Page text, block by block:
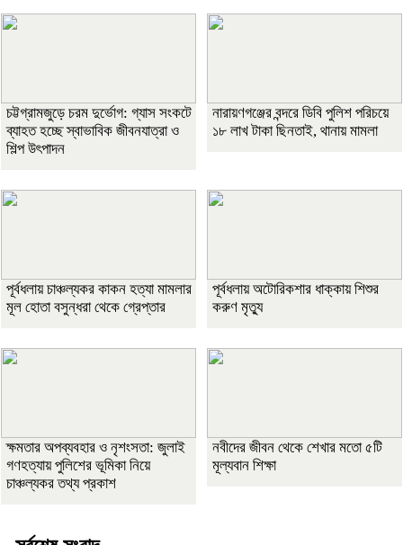
চট্টগ্রামজুড়ে চরম দুর্ভোগ: গ্যাস সংকটে
ব্যাহত হচ্ছে স্বাভাবিক জীবনযাত্রা ও
শিল্প উৎপাদন
নারায়ণগঞ্জের বন্দরে ডিবি পুলিশ পরিচয়ে
১৮ লাখ টাকা ছিনতাই, থানায় মামলা
পূর্বধলায় চাঞ্চল্যকর কাকন হত্যা মামলার
মূল হোতা বসুন্ধরা থেকে গ্রেপ্তার
পূর্বধলায় অটোরিকশার ধাক্কায় শিশুর
করুণ মৃত্যু
ক্ষমতার অপব্যবহার ও নৃশংসতা: জুলাই
গণহত্যায় পুলিশের ভূমিকা নিয়ে
চাঞ্চল্যকর তথ্য প্রকাশ
নবীদের জীবন থেকে শেখার মতো ৫টি
মূল্যবান শিক্ষা